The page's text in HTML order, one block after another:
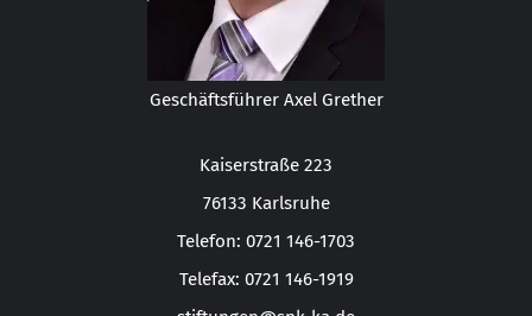
Geschäftsführer Axel Grether
Kaiserstraße 223
76133 Karlsruhe
Telefon: 0721 146-1703
Telefax: 0721 146-1919